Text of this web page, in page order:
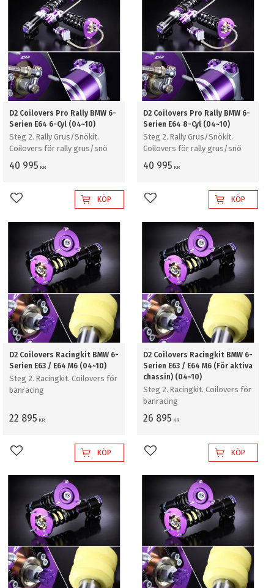
D2 Coilovers Pro Rally BMW 6-
Serien E64 6-Cyl (04~10)
Steg 2. Rally Grus/Snökit.
Coilovers för rally grus/snö
40 995 KR
Lägg till i favoriterKÖP
D2 Coilovers Pro Rally BMW 6-
Serien E64 8-Cyl (04~10)
Steg 2. Rally Grus/Snökit.
Coilovers för rally grus/snö
40 995 KR
Lägg till i favoriterKÖP
D2 Coilovers Racingkit BMW 6-
Serien E63 / E64 M6 (04~10)
Steg 2. Racingkit. Coilovers för
banracing
22 895 KR
Lägg till i favoriterKÖP
D2 Coilovers Racingkit BMW 6-
Serien E63 / E64 M6 (För aktiva
chassin) (04~10)
Steg 2. Racingkit. Coilovers för
banracing
26 895 KR
Lägg till i favoriterKÖP